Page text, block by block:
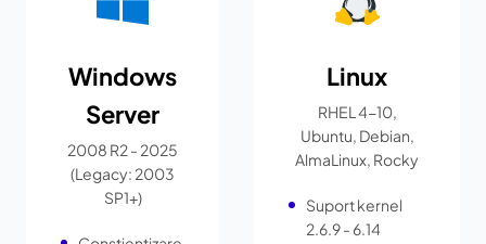
Windows
Server
2008 R2 - 2025
(Legacy: 2003
SP1+)
Linux
RHEL 4-10,
Ubuntu, Debian,
AlmaLinux, Rocky
Suport kernel
2.6.9 - 6.14